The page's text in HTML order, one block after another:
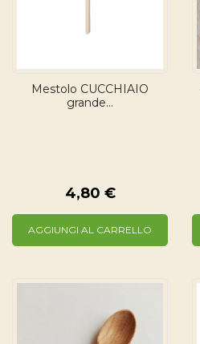
Mestolo CUCCHIAIO
grande...
4,80 €
AGGIUNGI AL CARRELLO